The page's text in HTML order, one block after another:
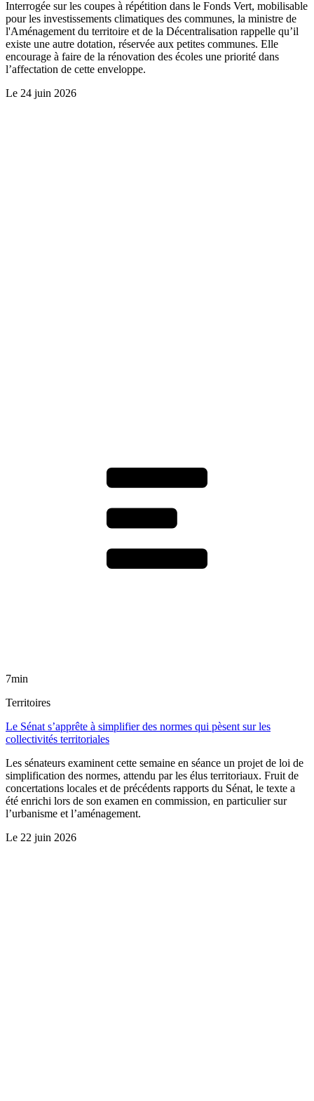
Interrogée sur les coupes à répétition dans le Fonds Vert, mobilisable
pour les investissements climatiques des communes, la ministre de
l'Aménagement du territoire et de la Décentralisation rappelle qu’il
existe une autre dotation, réservée aux petites communes. Elle
encourage à faire de la rénovation des écoles une priorité dans
l’affectation de cette enveloppe.
Le 24 juin 2026
7min
Territoires
Le Sénat s’apprête à simplifier des normes qui pèsent sur les
collectivités territoriales
Les sénateurs examinent cette semaine en séance un projet de loi de
simplification des normes, attendu par les élus territoriaux. Fruit de
concertations locales et de précédents rapports du Sénat, le texte a
été enrichi lors de son examen en commission, en particulier sur
l’urbanisme et l’aménagement.
Le 22 juin 2026